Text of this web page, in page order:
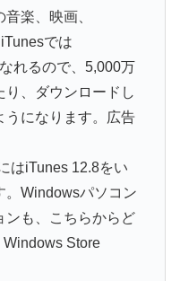
楽、映画、
では
れるので、5,000万
り、ダウンロードし
うになります。広告
はiTunes 12.8をい
。Windowsパソコン
ンも、こちらからど
Windows Store